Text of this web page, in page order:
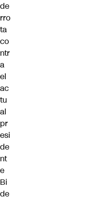
de
rro
ta
co
ntr
a
el
ac
tu
al
pr
esi
de
nt
e
Bi
de